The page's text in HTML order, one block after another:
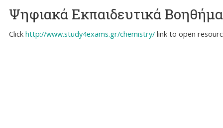
Ψηφιακά Εκπαιδευτικά
Clickhttp://www.study4exams.gr/chemistry/ link to open